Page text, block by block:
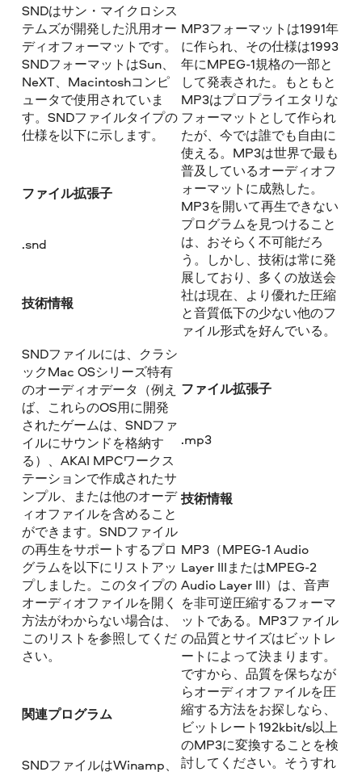
SNDはサン・マイクロシス
テムズが開発した汎用オー
ディオフォーマットです。
SNDフォーマットはSun、
NeXT、Macintoshコンピ
ュータで使用されていま
す。SNDファイルタイプの
仕様を以下に示します。
ファイル拡張子
.snd
技術情報
SNDファイルには、クラシ
ックMac OSシリーズ特有
のオーディオデータ（例え
ば、これらのOS用に開発
されたゲームは、SNDファ
イルにサウンドを格納す
る）、AKAI MPCワークス
テーションで作成されたサ
ンプル、または他のオーデ
ィオファイルを含めること
ができます。SNDファイル
の再生をサポートするプロ
グラムを以下にリストアッ
プしました。このタイプの
オーディオファイルを開く
方法がわからない場合は、
このリストを参照してくだ
さい。
関連プログラム
SNDファイルはWinamp、
MP3フォーマットは1991年
に作られ、その仕様は1993
年にMPEG-1規格の一部と
して発表された。もともと
MP3はプロプライエタリな
フォーマットとして作られ
たが、今では誰でも自由に
使える。MP3は世界で最も
普及しているオーディオフ
ォーマットに成熟した。
MP3を開いて再生できない
プログラムを見つけること
は、おそらく不可能だろ
う。しかし、技術は常に発
展しており、多くの放送会
社は現在、より優れた圧縮
と音質低下の少ない他のフ
ァイル形式を好んでいる。
ファイル拡張子
.mp3
技術情報
MP3（MPEG-1 Audio
Layer IIIまたはMPEG-2
Audio Layer III）は、音声
を非可逆圧縮するフォーマ
ットである。MP3ファイル
の品質とサイズはビットレ
ートによって決まります。
ですから、品質を保ちなが
らオーディオファイルを圧
縮する方法をお探しなら、
ビットレート192kbit/s以上
のMP3に変換することを検
討してください。そうすれ